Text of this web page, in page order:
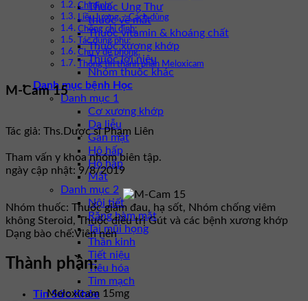
Thuốc Ung Thư
thuốc về mắt
Thuốc vitamin & khoáng chất
Thuốc xương khớp
Thuốc lợi niệu
Nhóm thuốc khác
Danh mục bệnh Học
Danh mục 1
Cơ xương khớp
Da liễu
Gan mật
Hô hấp
Hô hấp
Mắt
Danh mục 2
Nội tiết
Răng hàm mặt
Tai mũi họng
Thần kinh
Tiết niệu
Tiêu hóa
Tim mạch
Tin Sức Khỏe
Chỉ định:
Liều lượng – Cách dùng
Chống chỉ định:
Tác dụng phụ:
Chú ý đề phòng:
Thông tin thành phần Meloxicam
M-Cam 15
Tác giả: Ths.Dược sĩ Phạm Liên
Tham vấn y khoa nhóm biên tập.
ngày cập nhật: 9/8/2019
Nhóm thuốc: Thuốc giảm đau, hạ sốt, Nhóm chống viêm
không Steroid, Thuốc điều trị Gút và các bệnh xương khớp
Dạng bào chế:Viên nén
Thành phần:
Meloxicam 15mg